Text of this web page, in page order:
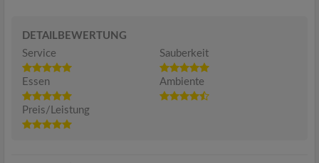
DETAILBEWERTUNG
Service
Sauberkeit
Essen Ambiente
Preis/Leistung